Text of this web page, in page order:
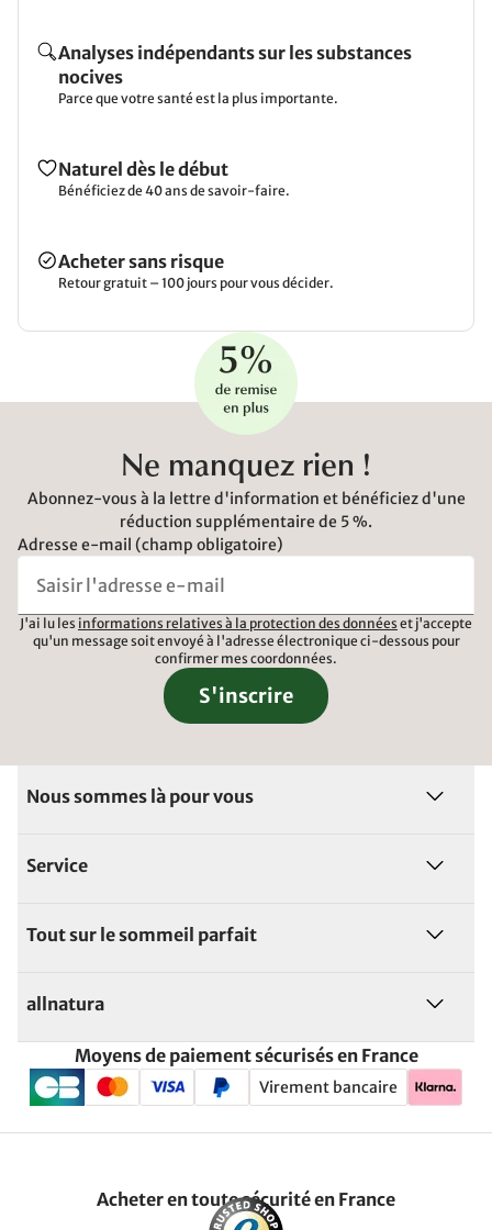
Analyses indépendants sur les substances
nocives
Parce que votre santé est la plus importante.
Naturel dès le début
Bénéficiez de 40 ans de savoir-faire.
Acheter sans risque
Retour gratuit – 100 jours pour vous décider.
Ne manquez rien !
Abonnez-vous à la lettre d'information et bénéficiez d'une
réduction supplémentaire de 5 %.
Adresse e-mail (champ obligatoire)
J'ai lu les informations relatives à la protection des données et j'accepte
qu'un message soit envoyé à l'adresse électronique ci-dessous pour
confirmer mes coordonnées.
S'inscrire
Nous sommes là pour vous
Service
Tout sur le sommeil parfait
allnatura
Moyens de paiement sécurisés en France
Virement bancaire
Acheter en toute sécurité en France